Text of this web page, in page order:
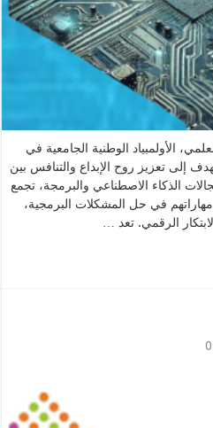
الأولمبياد الوطنية الجامعية في
إلى تعزيز روح الإبداع والتنافس بين
الذكاء الاصطناعي والبرمجة، تجمع
مهاراتهم في حل المشكلات البرمجية،
الرقمي. تعد …
0